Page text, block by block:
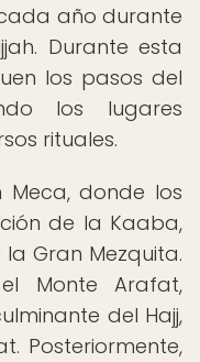
año durante
Durante esta
los pasos del
los lugares
rituales.
Meca, donde los
de la Kaaba,
Gran Mezquita.
Monte Arafat,
del Hajj,
Posteriormente,